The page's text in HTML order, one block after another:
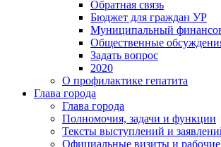
Обратная связь
Бюджет для граждан УР
Муниципальный
Общественные
Задать вопрос
2020
О профилактике гепатита
Глава города
Глава города
Полномочия, задачи и функции
Тексты выступлений и
Официальные визиты и рабочие